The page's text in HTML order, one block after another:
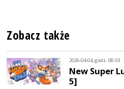
Zobacz także
2026-04-04, godz. 08:03
New Super
5]